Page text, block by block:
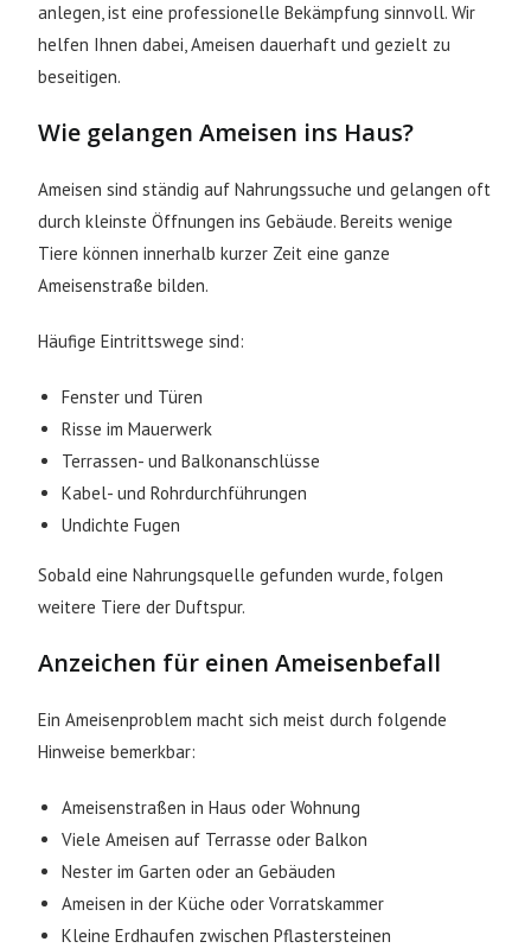
anlegen, ist eine professionelle Bekämpfung sinnvoll. Wir
helfen Ihnen dabei, Ameisen dauerhaft und gezielt zu
beseitigen.
Wie gelangen Ameisen ins Haus?
Ameisen sind ständig auf Nahrungssuche und gelangen oft
durch kleinste Öffnungen ins Gebäude. Bereits wenige
Tiere können innerhalb kurzer Zeit eine ganze
Ameisenstraße bilden.
Häufige Eintrittswege sind:
Fenster und Türen
Risse im Mauerwerk
Terrassen- und Balkonanschlüsse
Kabel- und Rohrdurchführungen
Undichte Fugen
Sobald eine Nahrungsquelle gefunden wurde, folgen
weitere Tiere der Duftspur.
Anzeichen für einen Ameisenbefall
Ein Ameisenproblem macht sich meist durch folgende
Hinweise bemerkbar:
Ameisenstraßen in Haus oder Wohnung
Viele Ameisen auf Terrasse oder Balkon
Nester im Garten oder an Gebäuden
Ameisen in der Küche oder Vorratskammer
Kleine Erdhaufen zwischen Pflastersteinen